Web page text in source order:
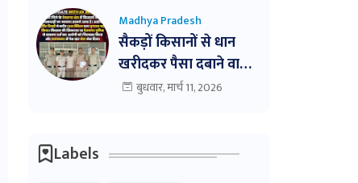
के निर्देश। बैठक में
विभागवार समीक्षा,
लापरवाही पर नोटिस और
निलंबन तक की कार्रवाई के
निर्देश
Madhya Pradesh
सैकड़ों किसानों से धान
खरीदकर पैसा दबाने वाला
व्यापारी आखिरकार पुलिस
बुधवार, मार्च 11, 2026
Labels